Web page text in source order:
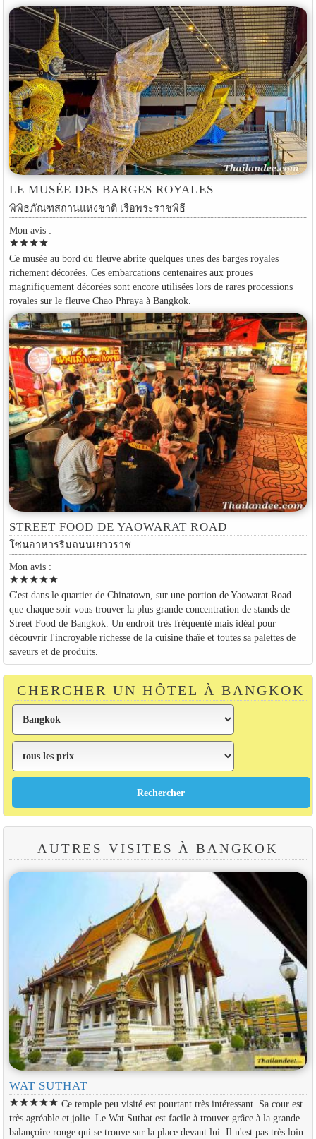
LE MUSÉE DES BARGES ROYALES
พิพิธภัณฑสถานแห่งชาติ เรือพระราชพิธี
Mon avis :
starstarstarstar
Ce musée au bord du fleuve abrite quelques unes des barges royales
richement décorées. Ces embarcations centenaires aux proues
magnifiquement décorées sont encore utilisées lors de rares processions
royales sur le fleuve Chao Phraya à Bangkok.
STREET FOOD DE YAOWARAT ROAD
โซนอาหารริมถนนเยาวราช
Mon avis :
starstarstarstarstar
C'est dans le quartier de Chinatown, sur une portion de Yaowarat Road
que chaque soir vous trouver la plus grande concentration de stands de
Street Food de Bangkok. Un endroit très fréquenté mais idéal pour
découvrir l'incroyable richesse de la cuisine thaïe et toutes sa palettes de
saveurs et de produits.
CHERCHER UN HÔTEL À BANGKOK
AUTRES VISITES À BANGKOK
WAT SUTHAT
starstarstarstarstar Ce temple peu visité est pourtant très intéressant. Sa cour est
très agréable et jolie. Le Wat Suthat est facile à trouver grâce à la grande
balançoire rouge qui se trouve sur la place devant lui. Il n'est pas très loin